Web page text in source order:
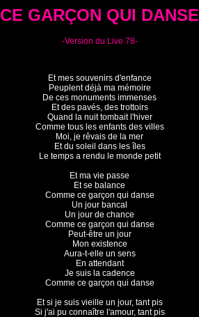
CE GARÇON QUI DANSE
-Version du Live 78-
Et mes souvenirs d'enfance
Peuplent déjà ma mémoire
De ces monuments immenses
Et des pavés, des trottoirs
Quand la nuit tombait l'hiver
Comme tous les enfants des villes
Moi, je rêvais de la mer
Et du soleil dans les îles
Le temps a rendu le monde petit
Et ma vie passe
Et se balance
Comme ce garçon qui danse
Un jour bancal
Un jour de chance
Comme ce garçon qui danse
Peut-être un jour
Mon existence
Aura-t-elle un sens
En attendant
Je suis la cadence
Comme ce garçon qui danse
Et si je suis vieille un jour, tant pis
Si j'ai pu connaître l'amour, tant pis